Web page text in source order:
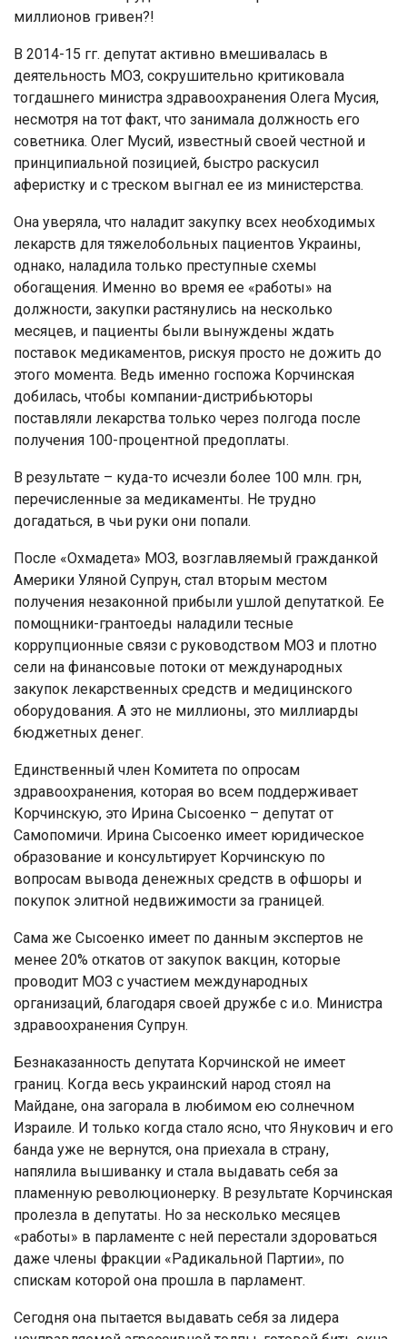
миллионов гривен?!
В 2014-15 гг. депутат активно вмешивалась в
деятельность МОЗ, сокрушительно критиковала
тогдашнего министра здравоохранения Олега Мусия,
несмотря на тот факт, что занимала должность его
советника. Олег Мусий, известный своей честной и
принципиальной позицией, быстро раскусил
аферистку и с треском выгнал ее из министерства.
Она уверяла, что наладит закупку всех необходимых
лекарств для тяжелобольных пациентов Украины,
однако, наладила только преступные схемы
обогащения. Именно во время ее «работы» на
должности, закупки растянулись на несколько
месяцев, и пациенты были вынуждены ждать
поставок медикаментов, рискуя просто не дожить до
этого момента. Ведь именно госпожа Корчинская
добилась, чтобы компании-дистрибьюторы
поставляли лекарства только через полгода после
получения 100-процентной предоплаты.
В результате – куда-то исчезли более 100 млн. грн,
перечисленные за медикаменты. Не трудно
догадаться, в чьи руки они попали.
После «Охмадета» МОЗ, возглавляемый гражданкой
Америки Уляной Супрун, стал вторым местом
получения незаконной прибыли ушлой депутаткой. Ее
помощники-грантоеды наладили тесные
коррупционные связи с руководством МОЗ и плотно
сели на финансовые потоки от международных
закупок лекарственных средств и медицинского
оборудования. А это не миллионы, это миллиарды
бюджетных денег.
Единственный член Комитета по опросам
здравоохранения, которая во всем поддерживает
Корчинскую, это Ирина Сысоенко – депутат от
Самопомичи. Ирина Сысоенко имеет юридическое
образование и консультирует Корчинскую по
вопросам вывода денежных средств в офшоры и
покупок элитной недвижимости за границей.
Сама же Сысоенко имеет по данным экспертов не
менее 20% откатов от закупок вакцин, которые
проводит МОЗ с участием международных
организаций, благодаря своей дружбе с и.о. Министра
здравоохранения Супрун.
Безнаказанность депутата Корчинской не имеет
границ. Когда весь украинский народ стоял на
Майдане, она загорала в любимом ею солнечном
Израиле. И только когда стало ясно, что Янукович и его
банда уже не вернутся, она приехала в страну,
напялила вышиванку и стала выдавать себя за
пламенную революционерку. В результате Корчинская
пролезла в депутаты. Но за несколько месяцев
«работы» в парламенте с ней перестали здороваться
даже члены фракции «Радикальной Партии», по
спискам которой она прошла в парламент.
Сегодня она пытается выдавать себя за лидера